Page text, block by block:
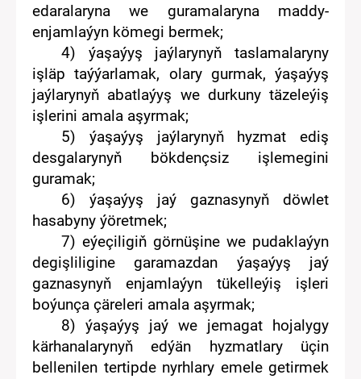
edaralaryna we guramalaryna maddy-
enjamlaýyn kömegi bermek;
4) ýaşaýyş jaýlarynyň taslamalaryny
işläp taýýarlamak, olary gurmak, ýaşaýyş
jaýlarynyň abatlaýyş we durkuny täzeleýiş
işlerini amala aşyrmak;
5) ýaşaýyş jaýlarynyň
hyzmat ediş
desgalarynyň bökdençsiz işlemegini
guramak;
6) ýaşaýyş jaý gaznasynyň döwlet
hasabyny ýöretmek;
7) eýeçiligiň görnüşine we pudaklaýyn
degişliligine garamazdan ýaşaýyş jaý
gaznasynyň enjamlaýyn tükelleýiş işleri
boýunça çäreleri amala aşyrmak;
8) ýaşaýyş jaý we jemagat hojalygy
kärhanalarynyň edýän hyzmatlary üçin
bellenilen tertipde nyrhlary emele getirmek